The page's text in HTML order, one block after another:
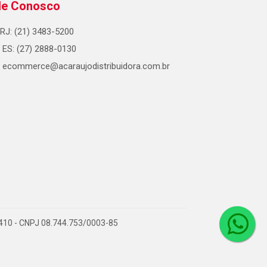
Conosco
RJ: (21) 3483-5200
ES: (27) 2888-0130
ecommerce@acaraujodistribuidora.com.br
- CNPJ 08.744.753/0003-85